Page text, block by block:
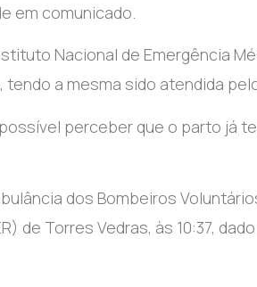
em comunicado.
Nacional de Emergência
a mesma sido atendida
perceber que o parto já
dos Bombeiros
de Torres Vedras, às 10:37,